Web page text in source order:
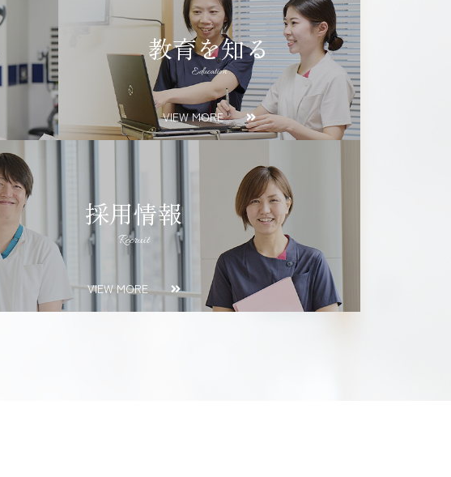
教育を知る
Education
VIEW MORE
採用情報
Recruit
VIEW MORE